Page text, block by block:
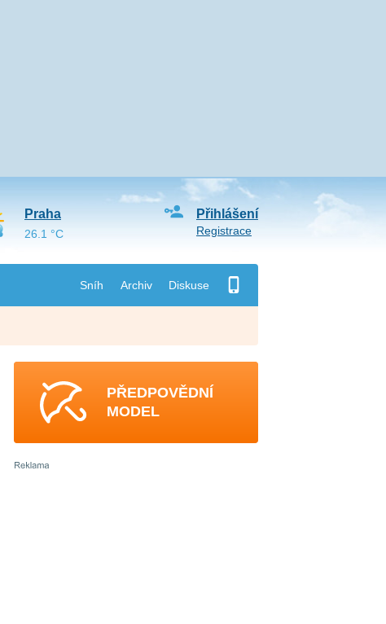
Sníh Archiv Diskuse
Přihlášení
Registrace
Praha
26.1 °C
PŘEDPOVĚDNÍ
MODEL